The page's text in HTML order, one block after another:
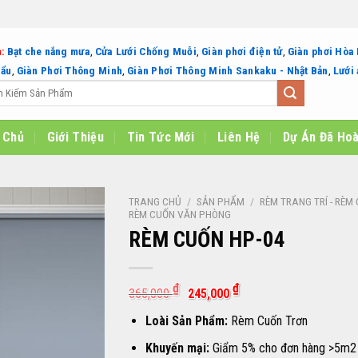
Bạt che nắng mưa Cửa Lưới Chống Muỗi Giàn phơi điện tử, Giàn phơi Hòa
Giàn Phơi Thông Minh Giàn Phơi Thông Minh Sankaku - Nhật Bản Lưới
Giới Thiệu Tin Tức Mới Liên Hệ Dự Án Đã
TRANG CHỦ / SẢN PHẨM / RÈM TRANG TRÍ - RÈM
RÈM CUỐN VĂN PHÒNG
RÈM CUỐN HP-04
365,000₫
Giá
gốc
là:
365,000 ₫.
245,000₫Giá
hiện
tại
là:
Loài Sản Phẩm: Rèm Cuốn Trơn
Khuyến mại: Giẩm 5% cho đơn hàng >5m2